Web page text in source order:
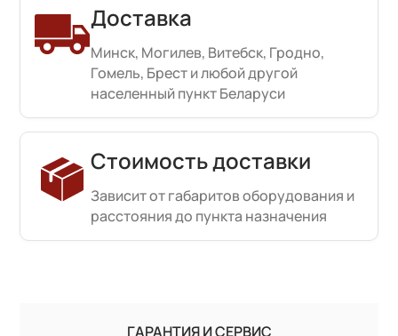
Доставка
Минск, Могилев, Витебск, Гродно,
Гомель, Брест и любой другой
населенный пункт Беларуси
Стоимость доставки
Зависит от габаритов оборудования и
расстояния до пункта назначения
ГАРАНТИЯ И СЕРВИС